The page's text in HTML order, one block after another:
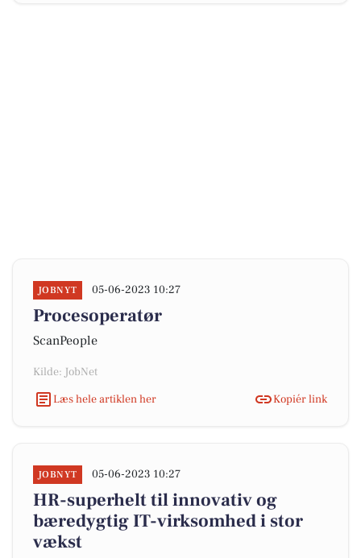
JOBNYT 05-06-2023 10:27
Procesoperatør
ScanPeople
Kilde: JobNet
Læs hele artiklen her
Kopiér link
JOBNYT 05-06-2023 10:27
HR-superhelt til innovativ og
bæredygtig IT-virksomhed i stor
vækst